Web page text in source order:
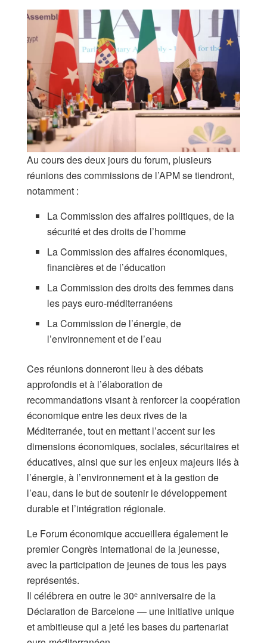
Au cours des deux jours du forum, plusieurs
réunions des commissions de l’APM se tiendront,
notamment :
La Commission des affaires politiques, de la
sécurité et des droits de l’homme
La Commission des affaires économiques,
financières et de l’éducation
La Commission des droits des femmes dans
les pays euro-méditerranéens
La Commission de l’énergie, de
l’environnement et de l’eau
Ces réunions donneront lieu à des débats
approfondis et à l’élaboration de
recommandations visant à renforcer la coopération
économique entre les deux rives de la
Méditerranée, tout en mettant l’accent sur les
dimensions économiques, sociales, sécuritaires et
éducatives, ainsi que sur les enjeux majeurs liés à
l’énergie, à l’environnement et à la gestion de
l’eau, dans le but de soutenir le développement
durable et l’intégration régionale.
Le Forum économique accueillera également le
premier Congrès international de la jeunesse,
avec la participation de jeunes de tous les pays
représentés.
Il célébrera en outre le 30ᵉ anniversaire de la
Déclaration de Barcelone — une initiative unique
et ambitieuse qui a jeté les bases du partenariat